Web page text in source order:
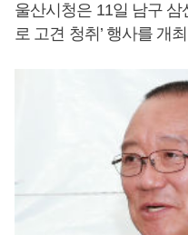
울산시청은 11일 남구 삼
로 고견 청취’ 행사를 개